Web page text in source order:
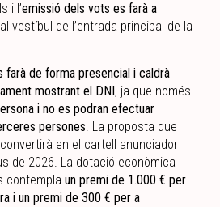
i l’emissió dels vots es farà a
vestíbul de l’entrada principal de la
farà de forma presencial i caldrà
mostrant el DNI , ja que només
i no es podran efectuar
persones. La proposta que
en el cartell anunciador
de 2026. La dotació econòmica
contemplaun premi de 1.000 € per
i un premi de 300 € per a